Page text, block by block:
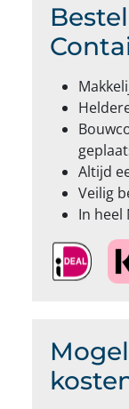
Altijd
Veilig
In heel